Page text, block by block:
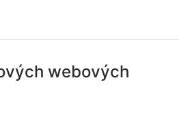
webových